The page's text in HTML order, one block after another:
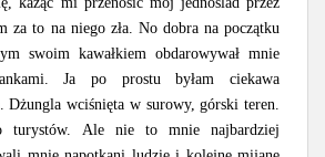
za to na niego zła. No dobra na początku
swoim kawałkiem obdarowywał mnie
Ja po prostu byłam ciekawa
Dżungla wciśnięta w surowy, górski teren.
turystów. Ale nie to mnie najbardziej